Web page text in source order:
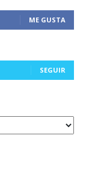
ME GUSTA
SEGUIR